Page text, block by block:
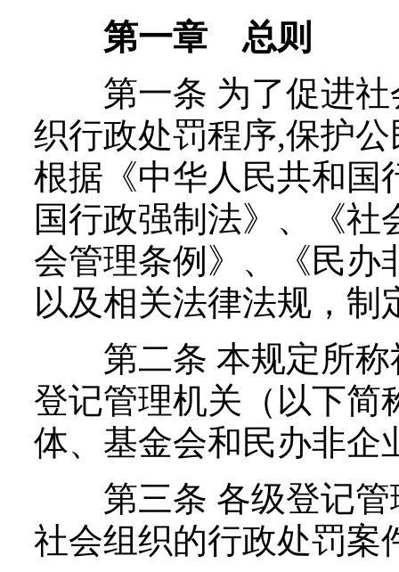
第一章 总则
第一条 为了促进社
织行政处罚程序,保护
根据《中华人民共和国
国行政强制法》、《
会管理条例》、《民办
以及相关法律法规，制
第二条 本规定所称
登记管理机关（以下简
体、基金会和民办非企
第三条 各级登记管
社会组织的行政处罚案